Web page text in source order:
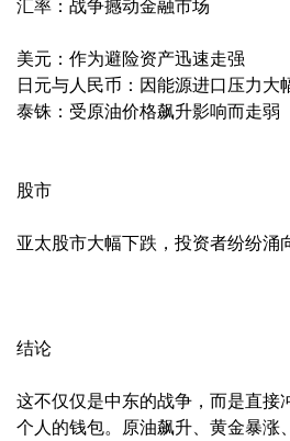
汇率：战争撼动金融市场
美元：作为避险资产迅速走强
日元与人民币：因能源进口压力大
泰铢：受原油价格飙升影响而走弱
股市
亚太股市大幅下跌，投资者纷纷涌
结论
这不仅仅是中东的战争，而是直接
个人的钱包。原油飙升、黄金暴涨